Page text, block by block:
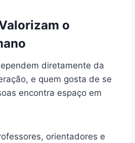
o
diretamente da
e quem gosta de se
encontra espaço em
orientadores e